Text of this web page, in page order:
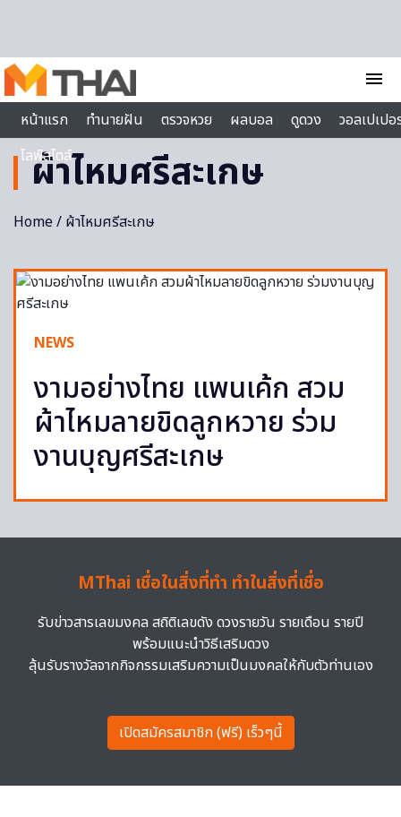
menu
หน้าแรก
ทำนายฝัน ตรวจหวย ผลบอล ดูดวง
วอลเปเป
ไลฟ์สไตล์
ผ้าไหมศรีสะเกษ
Home/ ผ้าไหมศรีสะเกษ
NEWS
งามอย่างไทย แพนเค้ก สวม
ผ้าไหมลายขิดลูกหวาย ร่วม
งานบุญศรีสะเกษ
MThai เชื่อในสิ่งที่ทำ ทำในสิ่งที่เชื่อ
รับข่าวสารเลขมงคล สถิติเลขดัง ดวงรายวัน รายเดือน รายปี
พร้อมแนะนำวิธีเสริมดวง
ลุ้นรับรางวัลจากกิจกรรมเสริมความเป็นมงคลให้กับตัวท่านเอง
เปิดสมัครสมาชิก (ฟรี) เร็วๆนี้